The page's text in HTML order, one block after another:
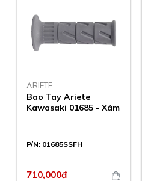
ARIETE
Bao Tay Ariete
Kawasaki 01685 - Xám
P/N: 01685SSFH
710,000đ